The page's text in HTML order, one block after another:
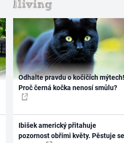
Odhalte pravdu o kočičích mýtech!
Proč černá kočka nenosí smůlu?
Ibišek americký přitahuje
pozornost obřími květy. Pěstuje se